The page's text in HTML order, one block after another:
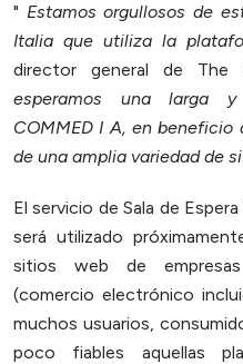
" Estamos orgullosos de
Italia que utiliza la
director general de The
esperamos una larga
COMMED I A, en
de una amplia variedad de
El servicio de Sala de
será utilizado
sitios web de
(comercio electrónico
muchos usuarios,
poco fiables aquellas